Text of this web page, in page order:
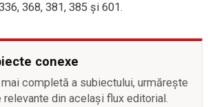
368, 381, 385 şi 601.
conexe
completă a subiectului, urmărește
din același flux editorial.